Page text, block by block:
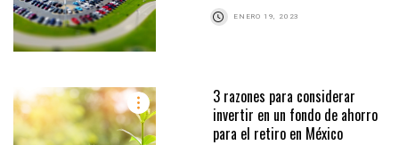
ENERO 19, 2023
3 razones para considerar
invertir en un fondo de ahorro
para el retiro en México